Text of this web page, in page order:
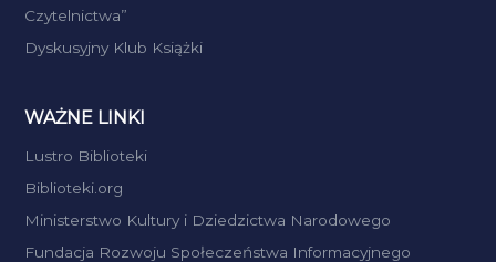
Czytelnictwa”
Dyskusyjny Klub Książki
WAŻNE LINKI
Lustro Biblioteki
Biblioteki.org
Ministerstwo Kultury i Dziedzictwa Narodowego
Fundacja Rozwoju Społeczeństwa Informacyjnego